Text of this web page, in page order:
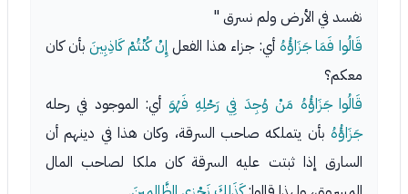
نفسد في الأرض ولم نسرق "
قَالُوا فَمَا جَزَاؤُهُ أي: جزاء هذا الفعل إِنْ كُنْتُمْ كَاذِبِينَبأن كان
معكم؟
قَالُوا جَزَاؤُهُ مَنْ وُجِدَ فِي رَحْلِهِ فَهُوَ أي: الموجود في رحله
جَزَاؤُهُ بأن يتملكه صاحب السرقة، وكان هذا في دينهم أن
السارق إذا ثبتت عليه السرقة كان ملكا لصاحب المال